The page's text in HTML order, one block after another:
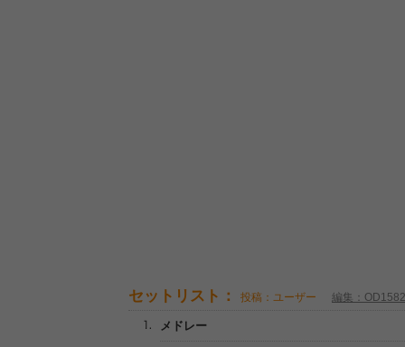
セットリスト： 投稿：ユーザー 編集：OD1582
メドレー